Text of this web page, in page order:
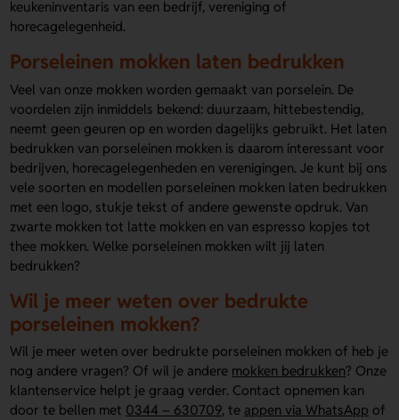
keukeninventaris van een bedrijf, vereniging of
horecagelegenheid.
Porseleinen mokken laten bedrukken
Veel van onze mokken worden gemaakt van porselein. De
voordelen zijn inmiddels bekend: duurzaam, hittebestendig,
neemt geen geuren op en worden dagelijks gebruikt. Het laten
bedrukken van porseleinen mokken is daarom interessant voor
bedrijven, horecagelegenheden en verenigingen. Je kunt bij ons
vele soorten en modellen porseleinen mokken laten bedrukken
met een logo, stukje tekst of andere gewenste opdruk. Van
zwarte mokken tot latte mokken en van espresso kopjes tot
thee mokken. Welke porseleinen mokken wilt jij laten
bedrukken?
Wil je meer weten over bedrukte
porseleinen mokken?
Wil je meer weten over bedrukte porseleinen mokken of heb je
nog andere vragen? Of wil je andere mokken bedrukken? Onze
klantenservice helpt je graag verder. Contact opnemen kan
door te bellen met 0344 – 630709, te appen via WhatsApp of